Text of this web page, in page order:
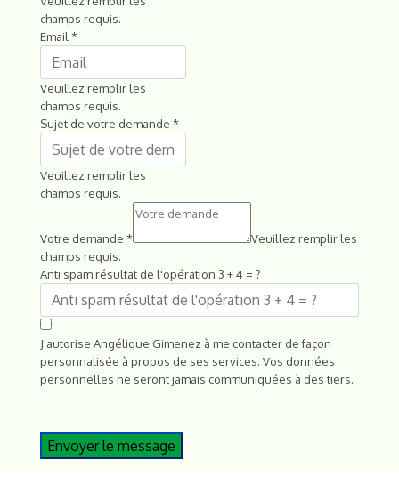
champs requis.
Email *
Veuillez remplir les
champs requis.
Sujet de votre demande *
Veuillez remplir les
champs requis.
Votre demande *
Veuillez remplir les
champs requis.
Anti spam résultat de l'opération 3 + 4 = ?
J'autorise Angélique Gimenez à me contacter de façon
personnalisée à propos de ses services. Vos données
personnelles ne seront jamais communiquées à des tiers.
Envoyer le message